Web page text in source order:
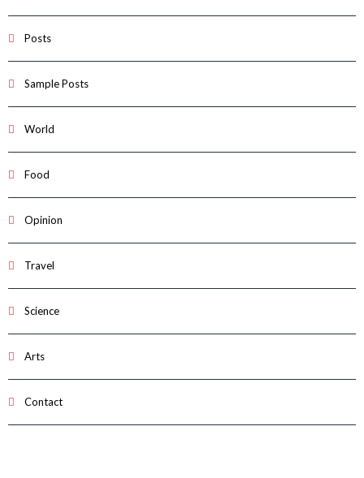
Posts
Sample Posts
World
Food
Opinion
Travel
Science
Arts
Contact